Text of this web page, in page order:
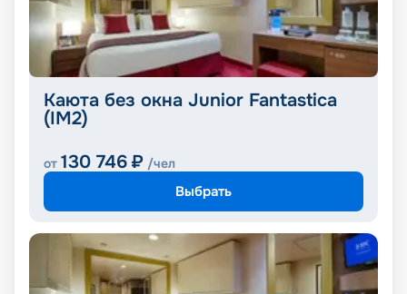
Каюта без окна Junior Fantastica
(IM2)
от 130 746 ₽ /чел
Выбрать